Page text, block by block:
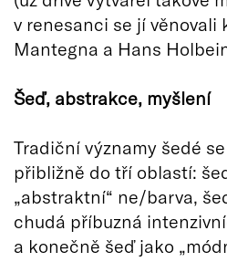
v renesanci se jí věnovali
Mantegna a Hans
Šeď, abstrakce, myšlení
Tradiční významy šedé
přibližně do tří oblastí:
„abstraktní“ ne/barva,
chudá příbuzná
a konečně šeď jako